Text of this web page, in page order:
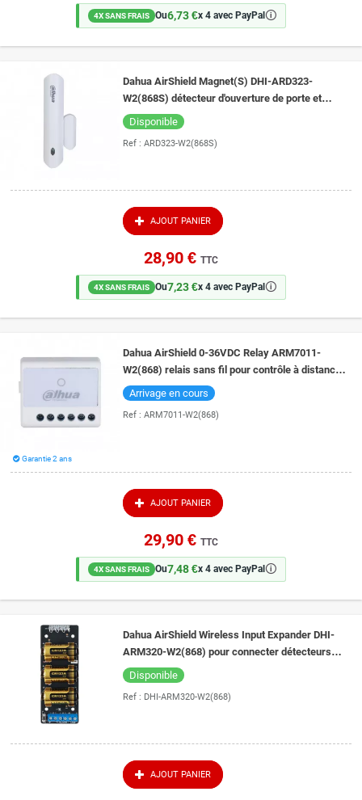
4X SANS FRAIS Ou6,73 €x 4 avec PayPal🛈
Dahua AirShield Magnet(S) DHI-ARD323-
W2(868S) détecteur d'ouverture de porte et
fenêtre sans fil compact pour alarme Dahua
Disponible
Ref : ARD323-W2(868S)
AJOUT PANIER
28,90 € TTC
4X SANS FRAIS Ou7,23 €x 4 avec PayPal🛈
Dahua AirShield 0-36VDC Relay ARM7011-
W2(868) relais sans fil pour contrôle à distance
d'appareils via alarme Dahua AirShield
Arrivage en cours
Ref : ARM7011-W2(868)
Garantie 2 ans
AJOUT PANIER
29,90 € TTC
4X SANS FRAIS Ou7,48 €x 4 avec PayPal🛈
Dahua AirShield Wireless Input Expander DHI-
ARM320-W2(868) pour connecter détecteurs
filaires à une centrale sans fil AirShield
Disponible
Ref : DHI-ARM320-W2(868)
AJOUT PANIER